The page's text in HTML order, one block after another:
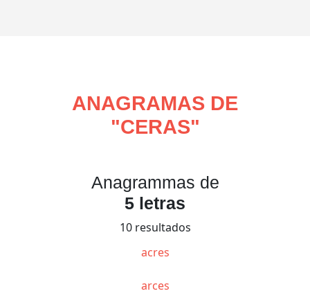
ANAGRAMAS DE
"CERAS"
Anagrammas de
5 letras
10 resultados
acres
arces